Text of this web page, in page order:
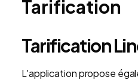
Tarification
Tarification
L'application propose